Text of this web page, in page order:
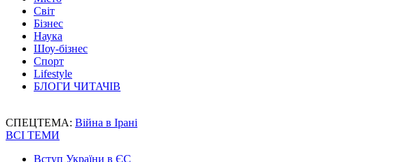
Світ
Бізнес
Наука
Шоу-бізнес
Спорт
Lifestyle
БЛОГИ ЧИТАЧІВ
СПЕЦТЕМА: Війна в Ірані
ВСІ ТЕМИ
Вступ України в ЄС